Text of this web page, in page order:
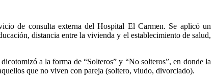
de consulta externa del Hospital El Carmen. Se aplicó un
distancia entre la vivienda y el establecimiento de salud,
a la forma de “Solteros” y “No solteros”, en donde la
que no viven con pareja (soltero, viudo, divorciado).